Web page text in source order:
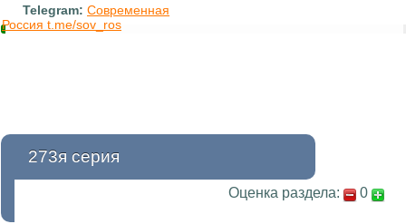
Telegram: Современная
Россия t.me/sov_ros
273я серия
Оценка раздела: 0